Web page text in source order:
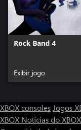
Rock Band 4
Exibir jogo
XBOX consoles Jogos
XBOX Notícias do XBOX